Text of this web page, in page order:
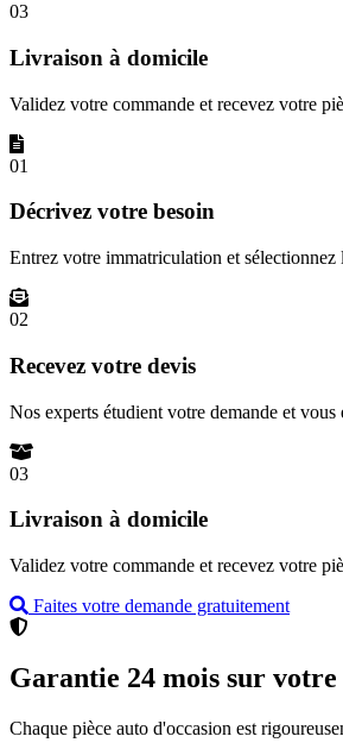
03
Livraison à domicile
Validez votre commande et recevez votre
01
Décrivez votre besoin
Entrez votre immatriculation et
02
Recevez votre devis
Nos experts étudient votre demande et
03
Livraison à domicile
Validez votre commande et recevez votre
Faites votre demande gratuitement
Garantie 24 mois sur
Chaque pièce auto d'occasion est